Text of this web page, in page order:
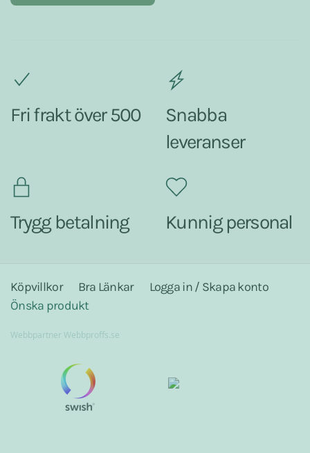
Fri frakt över 500
Snabba
leveranser
Trygg betalning Kunnig personal
Köpvillkor Bra Länkar
Logga in / Skapa konto
Önska produkt
Webbpartner Webbproffs.se